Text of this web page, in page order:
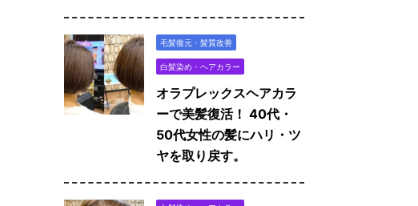
毛髪復元・髪質改善
白髪染め・ヘアカラー
オラプレックスヘアカラ
ーで美髪復活！ 40代・
50代女性の髪にハリ・ツ
ヤを取り戻す。